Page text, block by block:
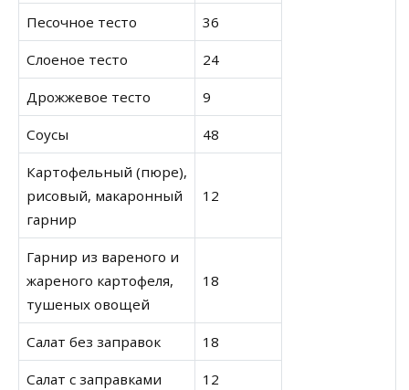
Песочное тесто 36
Слоеное тесто 24
Дрожжевое тесто 9
Соусы 48
Картофельный (пюре),
рисовый, макаронный
гарнир
12
Гарнир из вареного и
жареного картофеля,
тушеных овощей
18
Салат без заправок 18
Салат с заправками 12